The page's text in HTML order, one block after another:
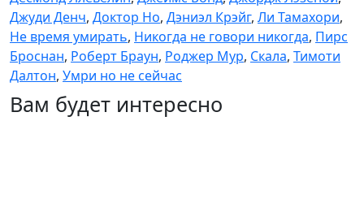
Джуди Денч, Доктор Но, Дэниэл Крэйг, Ли Тамахори,
Не время умирать, Никогда не говори никогда, Пирс
Броснан, Роберт Браун, Роджер Мур, Скала, Тимоти
Далтон, Умри но не сейчас
Вам будет интересно